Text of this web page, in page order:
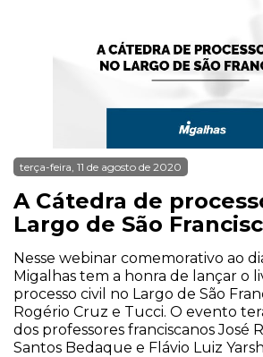
terça-feira, 11 de agosto de 2020
A Cátedra de
Largo de São
Nesse webinar comemorativo ao
Migalhas tem a honra de lançar o
processo civil no Largo de São
Rogério Cruz e Tucci. O evento
dos professores franciscanos José
Santos Bedaque e Flávio Luiz